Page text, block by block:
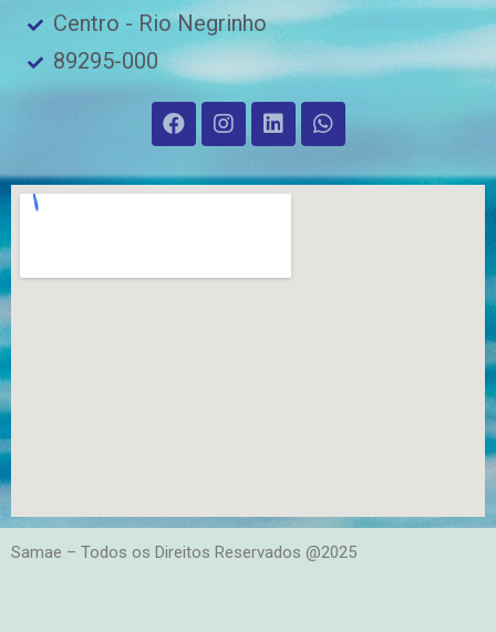
Centro - Rio Negrinho
89295-000
Samae – Todos os Direitos Reservados @2025